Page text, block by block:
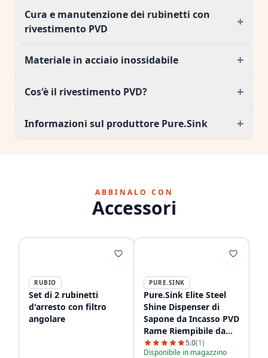
Cura e manutenzione dei rubinetti con
rivestimento PVD
+
Materiale in acciaio inossidabile +
Cos'è il rivestimento PVD? +
Informazioni sul produttore Pure.Sink +
ABBINALO CON
Accessori
RUBIO
Set di 2 rubinetti
d'arresto con filtro
angolare
PURE.SINK
Pure.Sink Elite Steel
Shine Dispenser di
Sapone da Incasso PVD
Rame Riempibile da
Sopra PS9010-62
5.0(1)
Disponibile in magazzino